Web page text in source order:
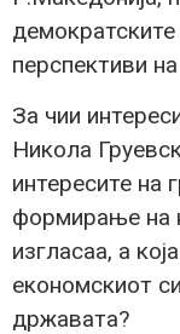
перспективи
За чии
Никола
интересите на
формирање на
изгласаа, а
економскиот
државата?